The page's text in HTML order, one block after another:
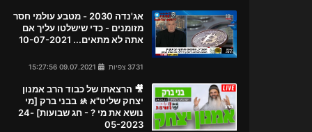
אג'נדה 2030 - מטבע עולמי חסר
מזומנים - כדי שישלטו עליך אם
אתה לא מתאים... 10-07-2021
3731 צפיות
🎥 הרצאתו של כבוד הרב אמנון
יצחק שליט"א 🚸 בבני ברק [מי
נושא את מי ? - חג שבועות] 24-
05-2023